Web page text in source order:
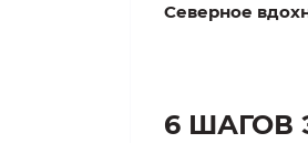
Северное
6 ШАГОВ